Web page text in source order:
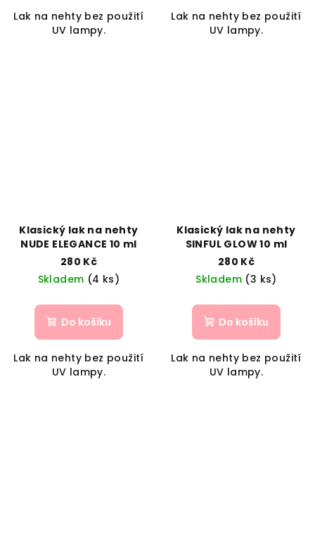
Lak na nehty bez použití
UV lampy.
Lak na nehty bez použití
UV lampy.
Klasický lak na nehty
NUDE ELEGANCE 10 ml
280 Kč
Skladem (4 ks)
Do košíku
Lak na nehty bez použití
UV lampy.
Klasický lak na nehty
SINFUL GLOW 10 ml
280 Kč
Skladem (3 ks)
Do košíku
Lak na nehty bez použití
UV lampy.